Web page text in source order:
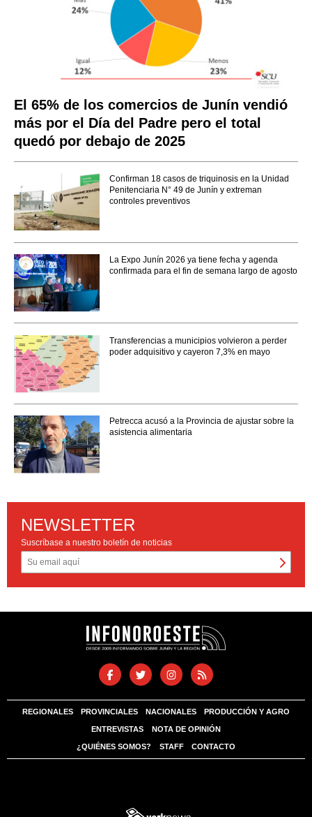
El 65% de los comercios de Junín vendió
más por el Día del Padre pero el total
quedó por debajo de 2025
Confirman 18 casos de triquinosis en la Unidad
Penitenciaria N° 49 de Junín y extreman
controles preventivos
La Expo Junín 2026 ya tiene fecha y agenda
confirmada para el fin de semana largo de agosto
Transferencias a municipios volvieron a perder
poder adquisitivo y cayeron 7,3% en mayo
Petrecca acusó a la Provincia de ajustar sobre la
asistencia alimentaria
NEWSLETTER
Suscríbase a nuestro boletín de noticias
REGIONALES PROVINCIALES NACIONALES PRODUCCIÓN Y AGRO
ENTREVISTAS NOTA DE OPINIÓN
¿QUIÉNES SOMOS? STAFF CONTACTO